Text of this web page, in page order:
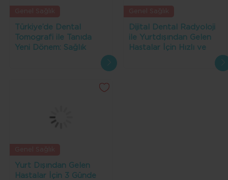
Türkiye’de Dental
Tomografi ile Tanıda
Yeni Dönem: Sağlık
Dijital Dental Radyoloji
ile Yurtdışından Gelen
Hastalar İçin Hızlı ve
Yurt Dışından Gelen
Hastalar İçin 3 Günde